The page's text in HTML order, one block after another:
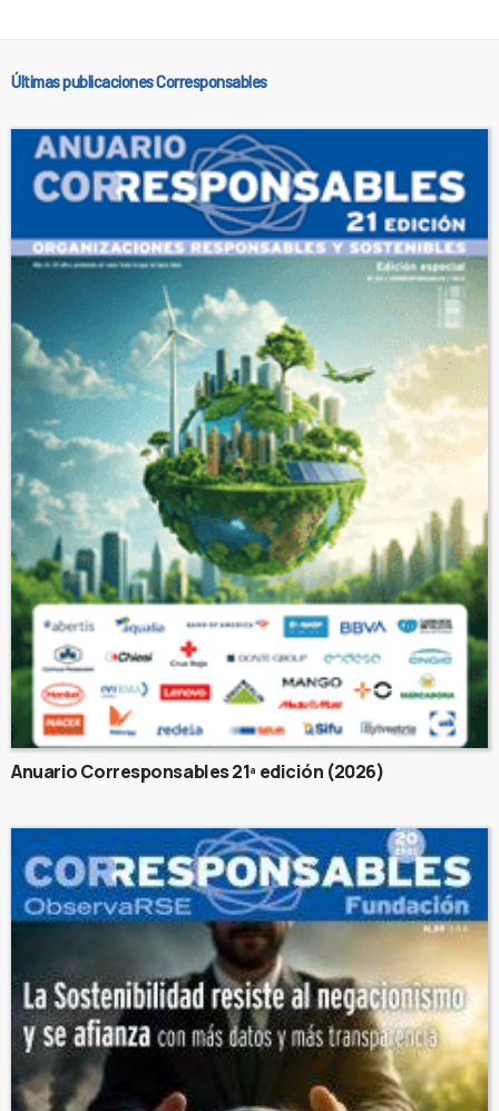
Últimas publicaciones Corresponsables
Anuario Corresponsables 21ª edición (2026)